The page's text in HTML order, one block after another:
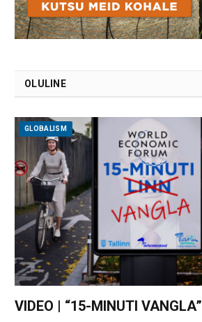
OLULINE
GLOBALISM
VIDEO | “15-MINUTI VANGLA”